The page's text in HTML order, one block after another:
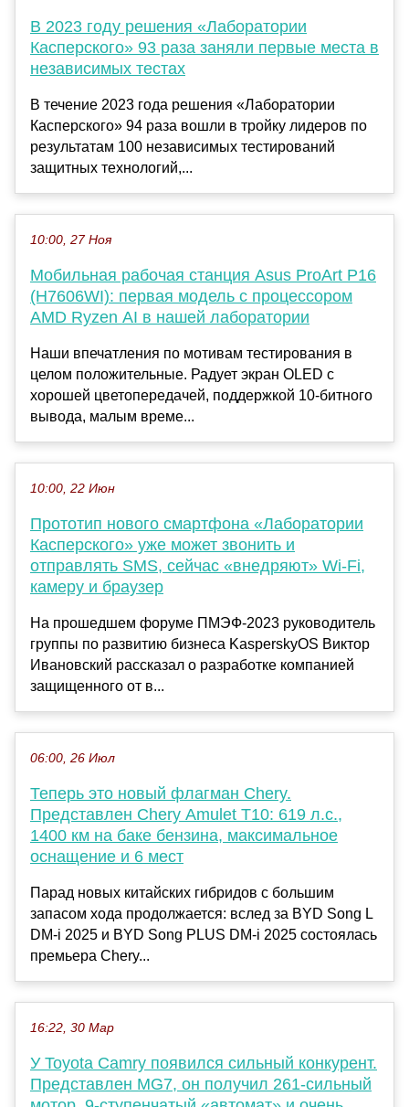
В 2023 году решения «Лаборатории
Касперского» 93 раза заняли первые места в
независимых тестах
В течение 2023 года решения «Лаборатории
Касперского» 94 раза вошли в тройку лидеров по
результатам 100 независимых тестирований
защитных технологий,...
10:00, 27 Ноя
Мобильная рабочая станция Asus ProArt P16
(H7606WI): первая модель с процессором
AMD Ryzen AI в нашей лаборатории
Наши впечатления по мотивам тестирования в
целом положительные. Радует экран OLED с
хорошей цветопередачей, поддержкой 10-битного
вывода, малым време...
10:00, 22 Июн
Прототип нового смартфона «Лаборатории
Касперского» уже может звонить и
отправлять SMS, сейчас «внедряют» Wi-Fi,
камеру и браузер
На прошедшем форуме ПМЭФ-2023 руководитель
группы по развитию бизнеса KasperskyOS Виктор
Ивановский рассказал о разработке компанией
защищенного от в...
06:00, 26 Июл
Теперь это новый флагман Chery.
Представлен Chery Amulet T10: 619 л.с.,
1400 км на баке бензина, максимальное
оснащение и 6 мест
Парад новых китайских гибридов с большим
запасом хода продолжается: вслед за BYD Song L
DM-i 2025 и BYD Song PLUS DM-i 2025 состоялась
премьера Chery...
16:22, 30 Мар
У Toyota Camry появился сильный конкурент.
Представлен MG7, он получил 261-сильный